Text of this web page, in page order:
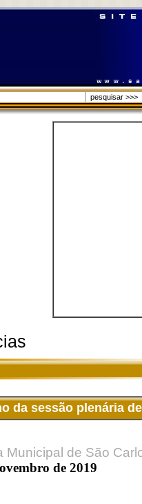
da sessão plenária
Municipal de São
de 2019